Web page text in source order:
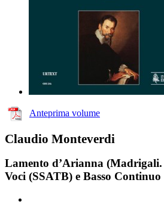
Anteprima volume
Claudio Monteverdi
Lamento d’Arianna
Voci (SSATB) e Basso